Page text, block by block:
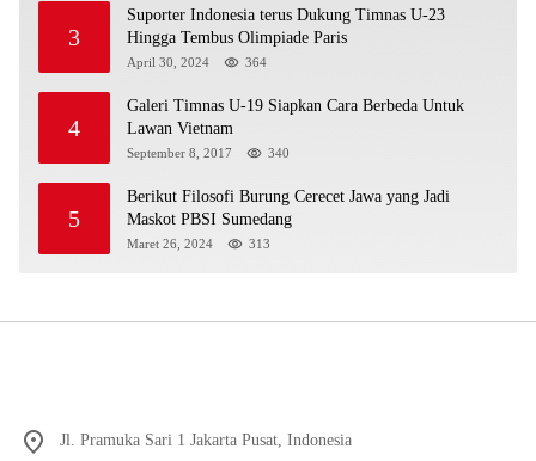
3
Suporter Indonesia terus Dukung Timnas U-23
Hingga Tembus Olimpiade Paris
April 30, 2024 364
4
Galeri Timnas U-19 Siapkan Cara Berbeda Untuk
Lawan Vietnam
September 8, 2017 340
5
Berikut Filosofi Burung Cerecet Jawa yang Jadi
Maskot PBSI Sumedang
Maret 26, 2024 313
Jl. Pramuka Sari 1 Jakarta Pusat, Indonesia